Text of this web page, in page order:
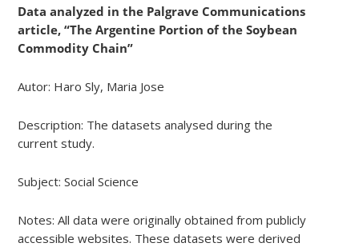
Data analyzed in the Palgrave Communications
article, “The Argentine Portion of the Soybean
Commodity Chain”
Autor: Haro Sly, Maria Jose
Description: The datasets analysed during the
current study.
Subject: Social Science
Notes: All data were originally obtained from publicly
accessible websites. These datasets were derived